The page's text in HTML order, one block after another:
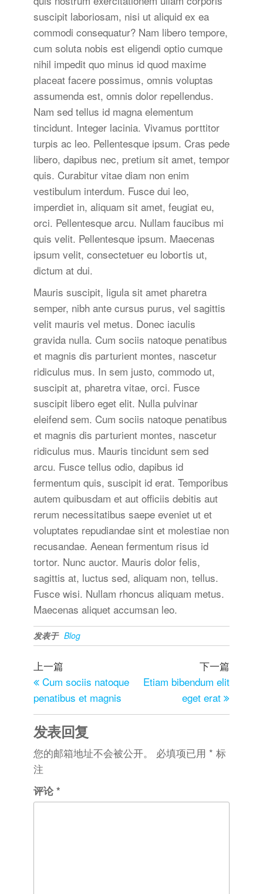
suscipit laboriosam, nisi ut aliquid ex ea
commodi consequatur? Nam libero tempore,
cum soluta nobis est eligendi optio cumque
nihil impedit quo minus id quod maxime
placeat facere possimus, omnis voluptas
assumenda est, omnis dolor repellendus.
Nam sed tellus id magna elementum
tincidunt. Integer lacinia. Vivamus porttitor
turpis ac leo. Pellentesque ipsum. Cras pede
libero, dapibus nec, pretium sit amet, tempor
quis. Curabitur vitae diam non enim
vestibulum interdum. Fusce dui leo,
imperdiet in, aliquam sit amet, feugiat eu,
orci. Pellentesque arcu. Nullam faucibus mi
quis velit. Pellentesque ipsum. Maecenas
ipsum velit, consectetuer eu lobortis ut,
dictum at dui.
Mauris suscipit, ligula sit amet pharetra
semper, nibh ante cursus purus, vel sagittis
velit mauris vel metus. Donec iaculis
gravida nulla. Cum sociis natoque penatibus
et magnis dis parturient montes, nascetur
ridiculus mus. In sem justo, commodo ut,
suscipit at, pharetra vitae, orci. Fusce
suscipit libero eget elit. Nulla pulvinar
eleifend sem. Cum sociis natoque penatibus
et magnis dis parturient montes, nascetur
ridiculus mus. Mauris tincidunt sem sed
arcu. Fusce tellus odio, dapibus id
fermentum quis, suscipit id erat. Temporibus
autem quibusdam et aut officiis debitis aut
rerum necessitatibus saepe eveniet ut et
voluptates repudiandae sint et molestiae non
recusandae. Aenean fermentum risus id
tortor. Nunc auctor. Mauris dolor felis,
sagittis at, luctus sed, aliquam non, tellus.
Fusce wisi. Nullam rhoncus aliquam metus.
Maecenas aliquet accumsan leo.
发表于 Blog
上一篇
Cum sociis natoque
penatibus et magnis
下一篇
Etiam bibendum elit
eget erat
发表回复
您的邮箱地址不会被公开。 必填项已用 * 标
注
评论*